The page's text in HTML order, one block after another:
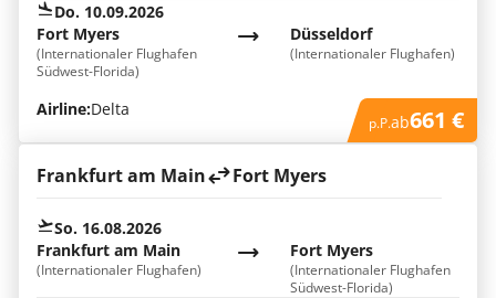
Do. 10.09.2026
Düsseldorf
(Internationaler Flughafen)
Fort Myers
(Internationaler Flughafen
Südwest-Florida)
Airline:Delta
p.P.ab661 €
Frankfurt am Main Fort Myers
So. 16.08.2026
Frankfurt am Main
(Internationaler Flughafen)
Fort Myers
(Internationaler Flughafen
Südwest-Florida)